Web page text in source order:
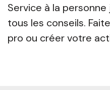
Service à la
tous les conseils.
pro ou créer votre